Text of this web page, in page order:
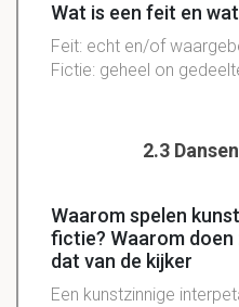
Wat is een feit en
Feit: echt en/of
Fictie: geheel on
2.3
Waarom spelen
fictie? Waarom doen
dat van de kijker
Een kunstzinnige